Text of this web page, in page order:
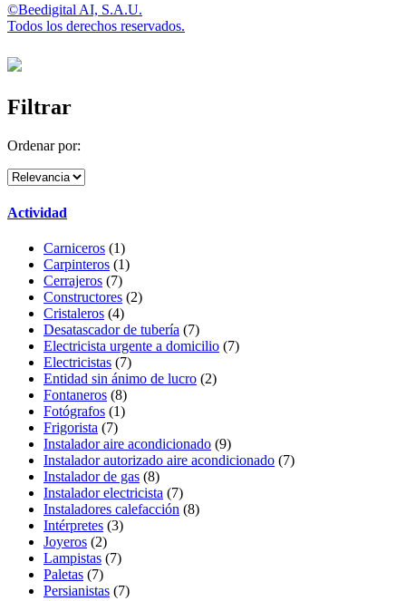
©Beedigital AI, S.A.U.
Todos los derechos reservados.
Filtrar
Ordenar por:
Actividad
Carniceros (1)
Carpinteros (1)
Cerrajeros (7)
Constructores (2)
Cristaleros (4)
Desatascador de tubería (7)
Electricista urgente a domicilio (7)
Electricistas (7)
Entidad sin ánimo de lucro (2)
Fontaneros (8)
Fotógrafos (1)
Frigorista (7)
Instalador aire acondicionado (9)
Instalador autorizado aire acondicionado (7)
Instalador de gas (8)
Instalador electricista (7)
Instaladores calefacción (8)
Intérpretes (3)
Joyeros (2)
Lampistas (7)
Paletas (7)
Persianistas (7)